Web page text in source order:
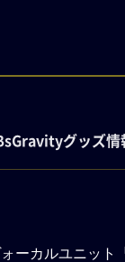
グッズ情
ーカルユニット